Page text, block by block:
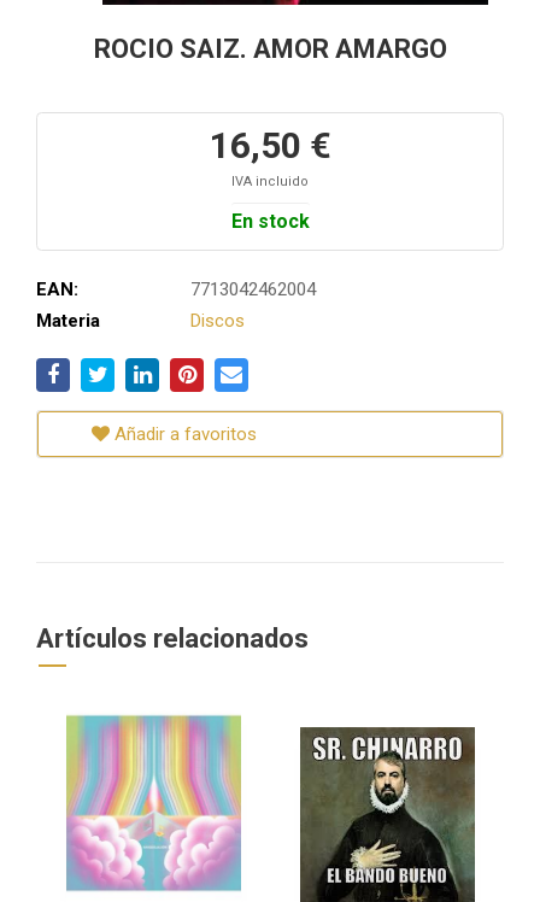
ROCIO SAIZ. AMOR AMARGO
16,50 €
IVA incluido
En stock
EAN:
7713042462004
Materia
Discos
Añadir a favoritos
Artículos relacionados